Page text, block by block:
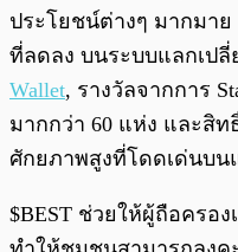
ประโยชน์ต่างๆ มากมา
ที่ลดลง บนระบบแลกเปลี่
Wallet, รางวัลจากการ
มากกว่า 60 แห่ง และสิท
ศักยภาพสูงที่โดดเด่นบน
$BEST ช่วยให้ผู้ถือครอ